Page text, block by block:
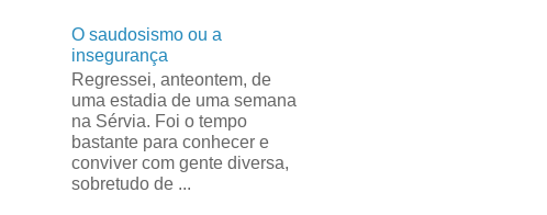
O saudosismo ou a
insegurança
Regressei, anteontem, de
uma estadia de uma semana
na Sérvia. Foi o tempo
bastante para conhecer e
conviver com gente diversa,
sobretudo de ...